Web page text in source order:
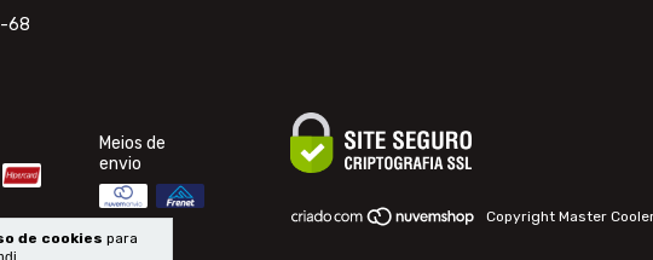
de cookies para
68
Meios de
envio
Copyright Master